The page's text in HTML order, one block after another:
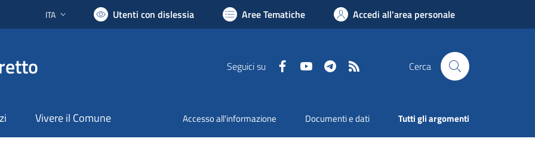
Lingua attiva:
ITA Utenti con dislessia Aree Tematiche Accedi all'area personale
Seguici su FacebookYouTube Telegram Cerca
Vivere il Comune Accesso all'informazione Documenti e dati Tutti gli argomenti